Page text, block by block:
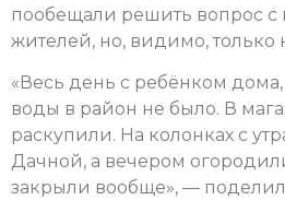
пообещали решить вопрос
жителей, но, видимо, только
«Весь день с ребёнком
воды в район не было. В
раскупили. На колонках с
Дачной, а вечером
закрыли вообще», —